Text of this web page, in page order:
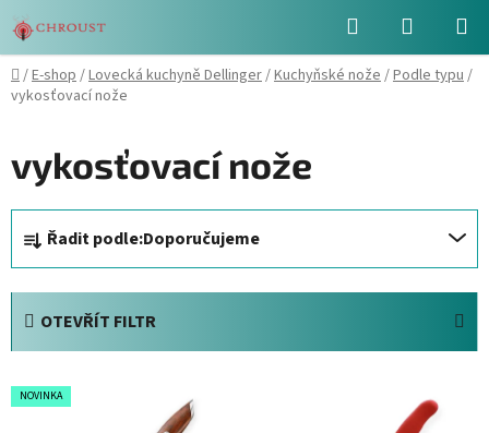
na
obsah
Hledat
KOŠÍK
Domů
/E-shop/Lovecká kuchyně Dellinger/Kuchyňské nože/Podle typu/
vykosťovací nože
vykosťovací nože
a
z
p
Řadit podle:Doporučujeme
OTEVŘÍT FILTR
V
ý
NOVINKA